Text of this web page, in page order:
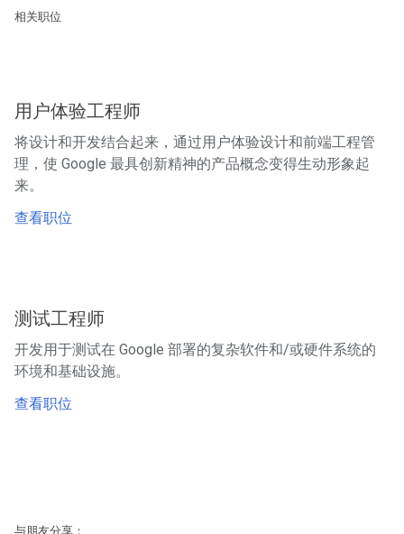
相关职位
用户体验工程师
将设计和开发结合起来，通过用户体验设计和前端工程管
理，使 Google 最具创新精神的产品概念变得生动形象起
来。
查看职位
测试工程师
开发用于测试在 Google 部署的复杂软件和/或硬件系统的
环境和基础设施。
查看职位
与朋友分享：